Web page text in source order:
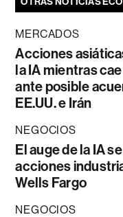
MERCADOS
Acciones
la IA mientras
ante posible
EE.UU. e Irán
NEGOCIOS
El auge de la IA
acciones
Wells Fargo
NEGOCIOS